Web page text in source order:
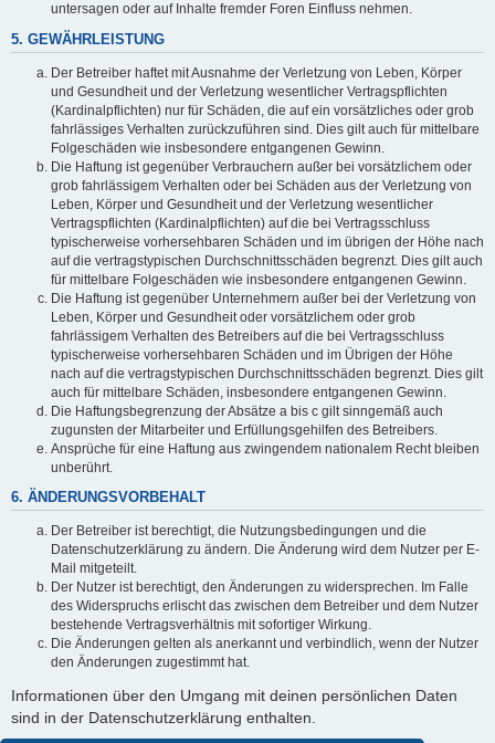
untersagen oder auf Inhalte fremder Foren Einfluss nehmen.
5. GEWÄHRLEISTUNG
Der Betreiber haftet mit Ausnahme der Verletzung von Leben, Körper
und Gesundheit und der Verletzung wesentlicher Vertragspflichten
(Kardinalpflichten) nur für Schäden, die auf ein vorsätzliches oder grob
fahrlässiges Verhalten zurückzuführen sind. Dies gilt auch für mittelbare
Folgeschäden wie insbesondere entgangenen Gewinn.
Die Haftung ist gegenüber Verbrauchern außer bei vorsätzlichem oder
grob fahrlässigem Verhalten oder bei Schäden aus der Verletzung von
Leben, Körper und Gesundheit und der Verletzung wesentlicher
Vertragspflichten (Kardinalpflichten) auf die bei Vertragsschluss
typischerweise vorhersehbaren Schäden und im übrigen der Höhe nach
auf die vertragstypischen Durchschnittsschäden begrenzt. Dies gilt auch
für mittelbare Folgeschäden wie insbesondere entgangenen Gewinn.
Die Haftung ist gegenüber Unternehmern außer bei der Verletzung von
Leben, Körper und Gesundheit oder vorsätzlichem oder grob
fahrlässigem Verhalten des Betreibers auf die bei Vertragsschluss
typischerweise vorhersehbaren Schäden und im Übrigen der Höhe
nach auf die vertragstypischen Durchschnittsschäden begrenzt. Dies gilt
auch für mittelbare Schäden, insbesondere entgangenen Gewinn.
Die Haftungsbegrenzung der Absätze a bis c gilt sinngemäß auch
zugunsten der Mitarbeiter und Erfüllungsgehilfen des Betreibers.
Ansprüche für eine Haftung aus zwingendem nationalem Recht bleiben
unberührt.
6. ÄNDERUNGSVORBEHALT
Der Betreiber ist berechtigt, die Nutzungsbedingungen und die
Datenschutzerklärung zu ändern. Die Änderung wird dem Nutzer per E-
Mail mitgeteilt.
Der Nutzer ist berechtigt, den Änderungen zu widersprechen. Im Falle
des Widerspruchs erlischt das zwischen dem Betreiber und dem Nutzer
bestehende Vertragsverhältnis mit sofortiger Wirkung.
Die Änderungen gelten als anerkannt und verbindlich, wenn der Nutzer
den Änderungen zugestimmt hat.
Informationen über den Umgang mit deinen persönlichen Daten
sind in der Datenschutzerklärung enthalten.